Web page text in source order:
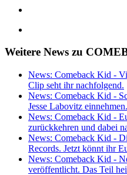
Weitere News zu
News: Comeback Kid -
Clip seht ihr nachfolgend.
News: Comeback Kid -
Jesse Labovitz
News: Comeback Kid -
zurückkehren und dabei
News: Comeback Kid -
Records. Jetzt könnt ihr
News: Comeback Kid -
veröffentlicht. Das Teil